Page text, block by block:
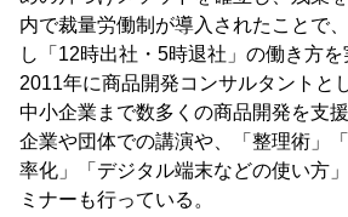
内で裁量労働制が導入されたことで
し「12時出社・5時退社」の働き方を
2011年に商品開発コンサルタントと
中小企業まで数多くの商品開発を支
企業や団体での講演や、「整理術」
率化」「デジタル端末などの使い方
ミナーも行っている。